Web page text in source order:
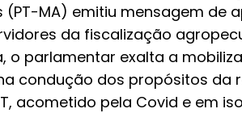
(PT-MA) emitiu mensagem de
da fiscalização
o parlamentar exalta a
condução dos propósitos da
acometido pela Covid e em